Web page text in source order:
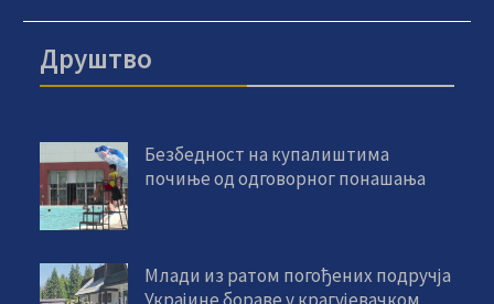
Друштво
Безбедност на купалиштима
почиње од одговорног понашања
Млади из ратом погођених подручја